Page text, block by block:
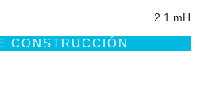
2.1 mH
CONSTRUCCIÓN